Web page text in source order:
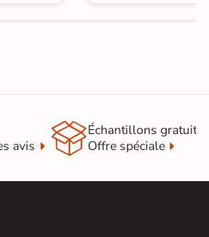
avis
Échantillons gratuit
Offre spéciale